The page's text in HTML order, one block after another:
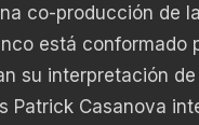
co-producción de
está conformado
su interpretación
Patrick Casanova